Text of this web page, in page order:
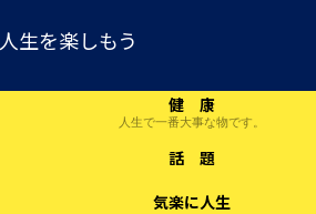
人生を楽しもう
健 康
人生で一番大事な物です。
話 題
気楽に人生